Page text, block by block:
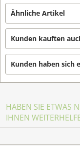
Ähnliche Artikel
Kunden kauften
Kunden haben sich
HABEN SIE ETWAS
IHNEN